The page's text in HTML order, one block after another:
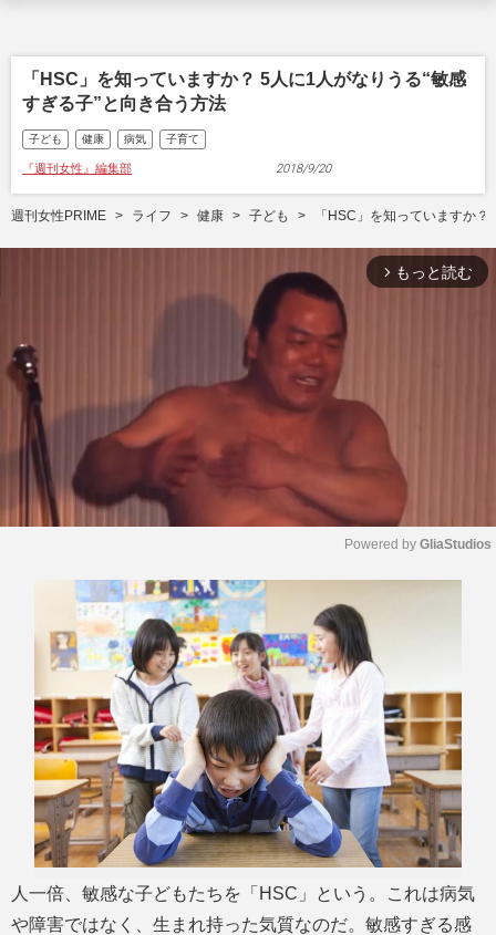
「HSC」を知っていますか？ 5人に1人がなりうる“敏感
すぎる子”と向き合う方法
子ども 健康 病気 子育て
『週刊女性』編集部 2018/9/20
週刊女性PRIME ライフ 健康 子ども 「HSC」を知っていますか
arrow_forward_ios もっと読む
Powered by GliaStudios
人一倍、敏感な子どもたちを「HSC」という。これは病気
や障害ではなく、生まれ持った気質なのだ。敏感すぎる感